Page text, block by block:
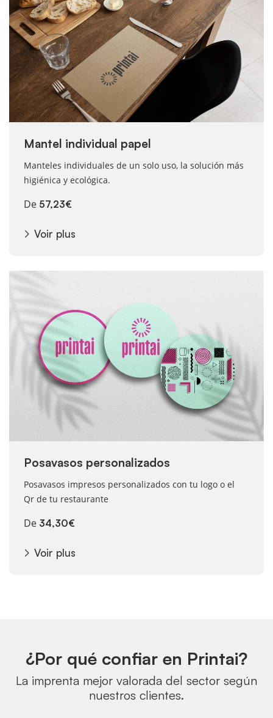
Mantel individual papel
Manteles individuales de un solo uso, la solución más
higiénica y ecológica.
De 57,23€
Voir plus
Posavasos personalizados
Posavasos impresos personalizados con tu logo o el
Qr de tu restaurante
De 34,30€
Voir plus
¿Por qué confiar en Printai?
La imprenta mejor valorada del sector según
nuestros clientes.